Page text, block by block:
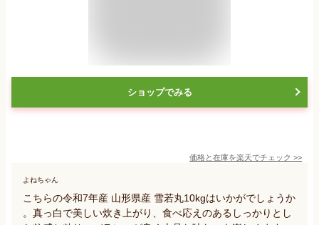
ショップでみる
価格と在庫を楽天でチェック >>
よねちゃん
こちらの令和7年産 山形県産 雪若丸10kgはいかがでしょうか
。真っ白で美しい炊き上がり、食べ応えのあるしっかりとし